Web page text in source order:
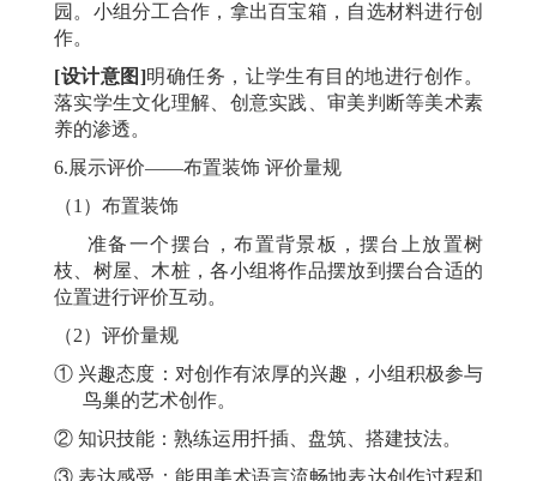
园。小组分工合作，拿出百宝箱，自选材料进行创
作。
[设计意图]明确任务，让学生有目的地进行创作。
落实学生文化理解、创意实践、审美判断等美术素
养的渗透。
6.展示评价——布置装饰 评价量规
（1）布置装饰
准备一个摆台，布置背景板，摆台上放置树
枝、树屋、木桩，各小组将作品摆放到摆台合适的
位置进行评价互动。
（2）评价量规
① 兴趣态度：对创作有浓厚的兴趣，小组积极参与
鸟巢的艺术创作。
② 知识技能：熟练运用扦插、盘筑、搭建技法。
③ 表达感受：能用美术语言流畅地表达创作过程和